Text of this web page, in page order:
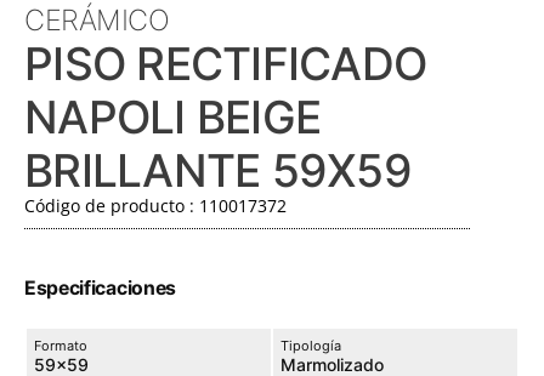
CERÁMICO
PISO RECTIFICADO
NAPOLI BEIGE
BRILLANTE 59X59
Código de producto : 110017372
Especificaciones
Formato
59×59
Tipología
Marmolizado